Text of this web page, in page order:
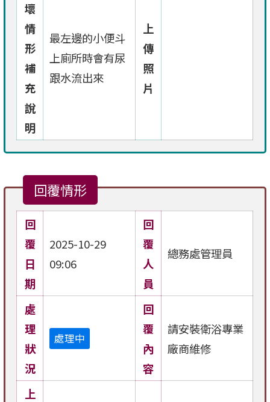
壞
情
形
補
充
說
明
最左邊的小便斗
上廁所時會有尿
跟水流出來
上
傳
照
片
回覆情形
回
覆
日
期
2025-10-29
09:06
回
覆
人
員
總務處管理員
處
理
狀
況
處理中
回
覆
內
容
請安裝衛浴專業
廠商維修
上